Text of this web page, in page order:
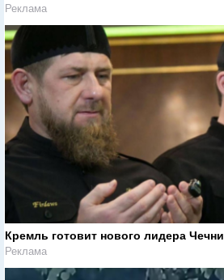
Реклама
Кремль готовит нового лидера Чечни
Реклама